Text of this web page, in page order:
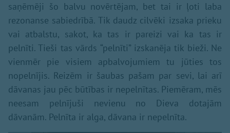
saņēmēji šo balvu novērtējam, bet tai ir ļoti laba
rezonanse sabiedrībā. Tik daudz cilvēki izsaka prieku
vai atbalstu, sakot, ka tas ir pareizi vai ka tas ir
pelnīti. Tieši tas vārds “pelnīti” izskanēja tik bieži. Ne
vienmēr pie visiem apbalvojumiem tu jūties tos
nopelnījis. Reizēm ir šaubas pašam par sevi, lai arī
dāvanas jau pēc būtības ir nepelnītas. Piemēram, mēs
neesam pelnījuši nevienu no Dieva dotajām
dāvanām. Pelnīta ir alga, dāvana ir nepelnīta.